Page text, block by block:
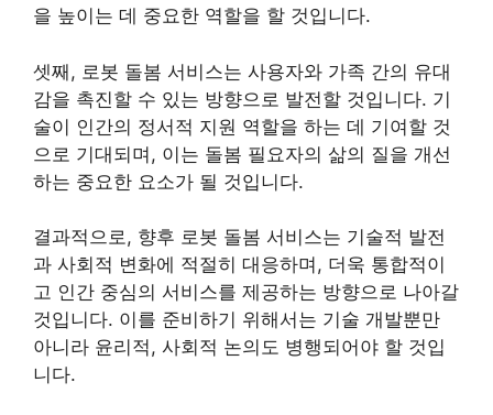
을 높이는 데 중요한 역할을 할 것입니다.
셋째, 로봇 돌봄 서비스는 사용자와 가족 간의 유대
감을 촉진할 수 있는 방향으로 발전할 것입니다. 기
술이 인간의 정서적 지원 역할을 하는 데 기여할 것
으로 기대되며, 이는 돌봄 필요자의 삶의 질을 개선
하는 중요한 요소가 될 것입니다.
결과적으로, 향후 로봇 돌봄 서비스는 기술적 발전
과 사회적 변화에 적절히 대응하며, 더욱 통합적이
고 인간 중심의 서비스를 제공하는 방향으로 나아갈
것입니다. 이를 준비하기 위해서는 기술 개발뿐만
아니라 윤리적, 사회적 논의도 병행되어야 할 것입
니다.